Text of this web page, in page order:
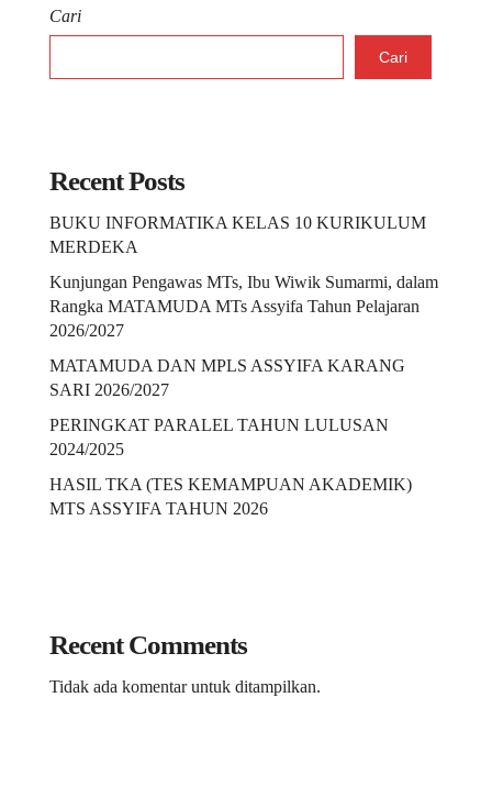
Cari
Cari
Recent Posts
BUKU INFORMATIKA KELAS 10 KURIKULUM
MERDEKA
Kunjungan Pengawas MTs, Ibu Wiwik Sumarmi, dalam
Rangka MATAMUDA MTs Assyifa Tahun Pelajaran
2026/2027
MATAMUDA DAN MPLS ASSYIFA KARANG
SARI 2026/2027
PERINGKAT PARALEL TAHUN LULUSAN
2024/2025
HASIL TKA (TES KEMAMPUAN AKADEMIK)
MTS ASSYIFA TAHUN 2026
Recent Comments
Tidak ada komentar untuk ditampilkan.